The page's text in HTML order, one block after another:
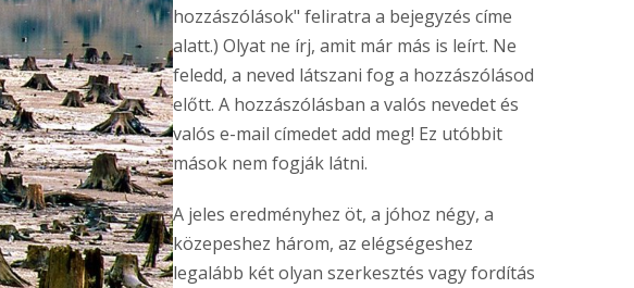
hozzászólások" feliratra a bejegyzés címe
alatt.) Olyat ne írj, amit már más is leírt. Ne
feledd, a neved látszani fog a hozzászólásod
előtt. A hozzászólásban a valós nevedet és
valós e-mail címedet add meg! Ez utóbbit
mások nem fogják látni.
A jeles eredményhez öt, a jóhoz négy, a
közepeshez három, az elégségeshez
legalább két olyan szerkesztés vagy fordítás